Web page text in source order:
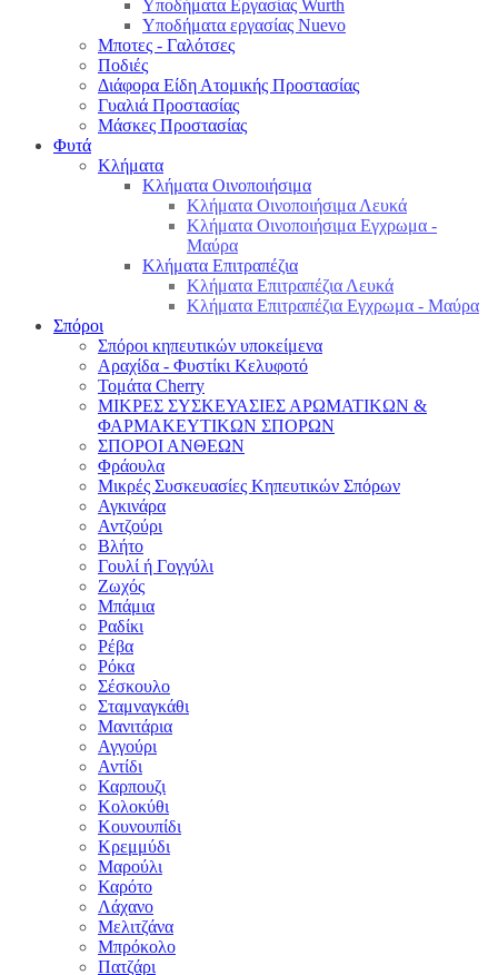
Υποδήματα Εργασίας Wurth
Υποδήματα εργασίας Nuevo
Μποτες - Γαλότσες
Ποδιές
Διάφορα Είδη Ατομικής Προστασίας
Γυαλιά Προστασίας
Μάσκες Προστασίας
Φυτά
Κλήματα
Κλήματα Οινοποιήσιμα
Κλήματα Οινοποιήσιμα Λευκά
Κλήματα Οινοποιήσιμα Εγχρωμα -
Μαύρα
Κλήματα Επιτραπέζια
Κλήματα Επιτραπέζια Λευκά
Κλήματα Επιτραπέζια Εγχρωμα - Μαύρα
Σπόροι
Σπόροι κηπευτικών υποκείμενα
Αραχίδα - Φυστίκι Κελυφοτό
Τομάτα Cherry
ΜΙΚΡΕΣ ΣΥΣΚΕΥΑΣΙΕΣ ΑΡΩΜΑΤΙΚΩΝ &
ΦΑΡΜΑΚΕΥΤΙΚΩΝ ΣΠΟΡΩΝ
ΣΠΟΡΟΙ ΑΝΘΕΩΝ
Φράουλα
Μικρές Συσκευασίες Κηπευτικών Σπόρων
Αγκινάρα
Αντζούρι
Βλήτο
Γουλί ή Γογγύλι
Ζωχός
Μπάμια
Ραδίκι
Ρέβα
Ρόκα
Σέσκουλο
Σταμναγκάθι
Μανιτάρια
Αγγούρι
Αντίδι
Καρπουζι
Κολοκύθι
Κουνουπίδι
Κρεμμύδι
Μαρούλι
Καρότο
Λάχανο
Μελιτζάνα
Μπρόκολο
Πατζάρι